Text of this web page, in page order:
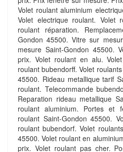
Volet roulant aluminium
Volet electrique roulant. Volet
roulant réparation.
Gondon 45500. Vitre sur
mesure Saint-Gondon 45500.
prix. Volet roulant en alu.
roulant bubendorff. Volet
45500. Rideau metallique tarif
roulant. Telecommande
Reparation rideau metallique
roulant aluminium. Portes et
roulant Saint-Gondon 45500.
roulant bubendorf. Volet
45500. Volet roulant en
prix. Volet roulant pas cher.